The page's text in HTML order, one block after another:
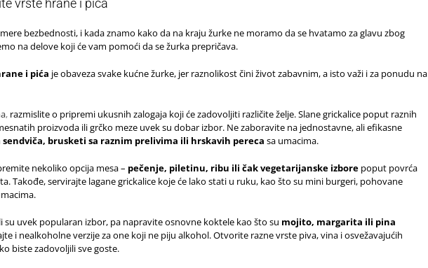
vrste hrane i pića
bezbednosti, i kada znamo kako da na kraju žurke ne moramo da se hvatamo za glavu zbog
na delove koji će vam pomoći da se žurka prepričava.
i pića je obaveza svake kućne žurke, jer raznolikost čini život zabavnim, a isto važi i za ponudu na
, razmislite o pripremi ukusnih zalogaja koji će zadovoljiti različite želje. Slane grickalice poput raznih
proizvoda ili grčko meze uvek su dobar izbor. Ne zaboravite na jednostavne, ali efikasne
sendviča, brusketi sa raznim prelivima ili hrskavih pereca sa umacima.
nekoliko opcija mesa – pečenje, piletinu, ribu ili čak vegetarijanske izbore poput povrća
Takođe, servirajte lagane grickalice koje će lako stati u ruku, kao što su mini burgeri, pohovane
su uvek popularan izbor, pa napravite osnovne koktele kao što su mojito, margarita ili pina
i nealkoholne verzije za one koji ne piju alkohol. Otvorite razne vrste piva, vina i osvežavajućih
biste zadovoljili sve goste.